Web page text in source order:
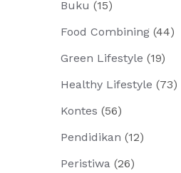
Buku (15)
Food Combining (44)
Green Lifestyle (19)
Healthy Lifestyle (73)
Kontes (56)
Pendidikan (12)
Peristiwa (26)